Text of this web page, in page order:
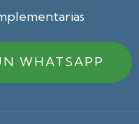
WHATSAPP